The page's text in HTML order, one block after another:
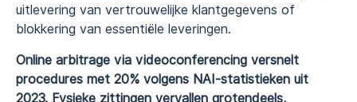
uitlevering van vertrouwelijke klantgegevens of
blokkering van essentiële leveringen.
Online arbitrage via videoconferencing versnelt
procedures met 20% volgens NAI-statistieken uit
2023. Fysieke zittingen vervallen grotendeels,